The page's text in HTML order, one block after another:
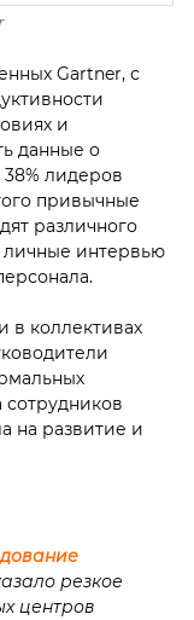
Gartner, с
и
данные о
лидеров
привычные
различного
личные интервью
в коллективах
на развитие и
резкое
центров